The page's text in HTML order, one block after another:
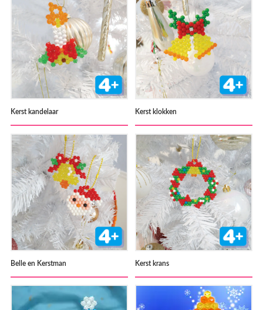
Kerst kandelaar Kerst klokken
Belle en Kerstman Kerst krans